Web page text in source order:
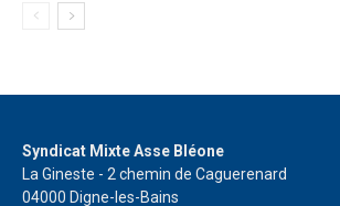
Syndicat Mixte Asse Bléone
La Gineste - 2 chemin de Caguerenard
04000 Digne-les-Bains